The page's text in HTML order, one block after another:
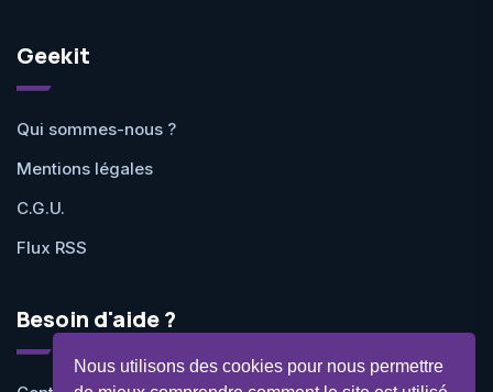
Nous utilisons des cookies pour nous permettre
Geekit
Qui sommes-nous ?
Mentions légales
C.G.U.
Flux RSS
Besoin d'aide ?